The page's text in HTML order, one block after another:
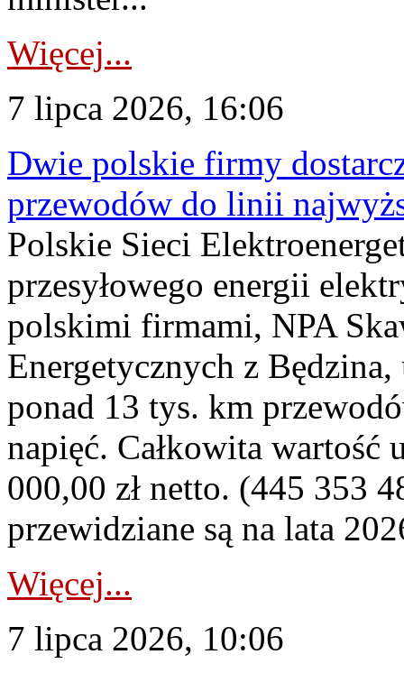
Więcej...
7 lipca 2026, 16:06
Dwie polskie firmy
przewodów do linii
Polskie Sieci
przesyłowego energii
polskimi firmami, NPA
Energetycznych z
ponad 13 tys. km
napięć. Całkowita
000,00 zł netto. (445 353
przewidziane są na lata
Więcej...
7 lipca 2026, 10:06